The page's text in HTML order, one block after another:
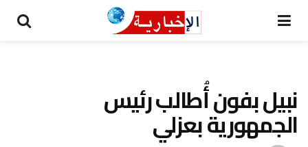
نبيل بفون أُطالب رئيس
الجمهورية بعزلي